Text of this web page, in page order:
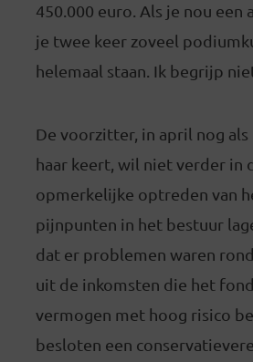
450.000 euro. Als je nou
je twee keer zoveel
helemaal staan. Ik begrijp
De voorzitter, in april nog
haar keert, wil niet verder in
opmerkelijke optreden van
pijnpunten in het bestuur
dat er problemen waren
uit de inkomsten die het
vermogen met hoog risico
besloten een